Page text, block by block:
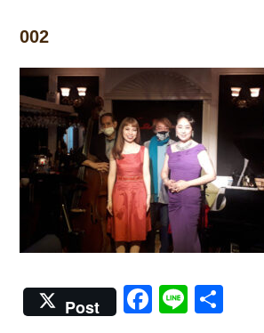
002
Post Facebook
Line